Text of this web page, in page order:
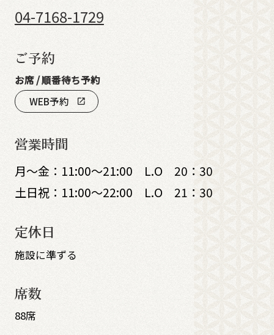
04-7168-1729
ご予約
お席 / 順番待ち予約
WEB予約
open_in_new
営業時間
月～金：11:00～21:00 L.O 20：30
土日祝：11:00～22:00 L.O 21：30
定休日
施設に準ずる
席数
88席